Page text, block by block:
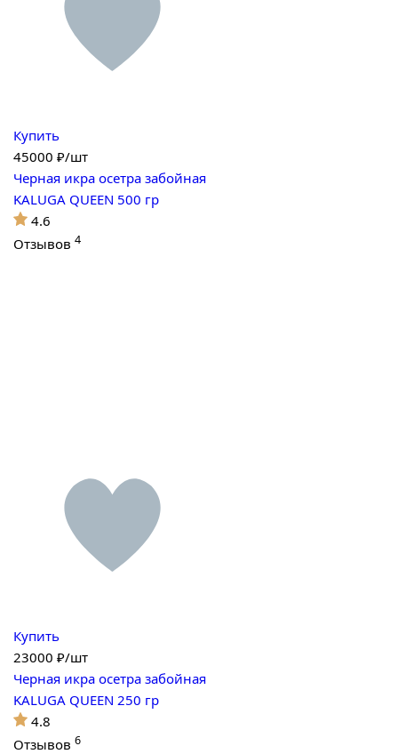
Купить
45000 ₽/шт
Черная икра осетра забойная
KALUGA QUEEN 500 гр
4.6
Отзывов 4
Купить
23000 ₽/шт
Черная икра осетра забойная
KALUGA QUEEN 250 гр
4.8
Отзывов 6